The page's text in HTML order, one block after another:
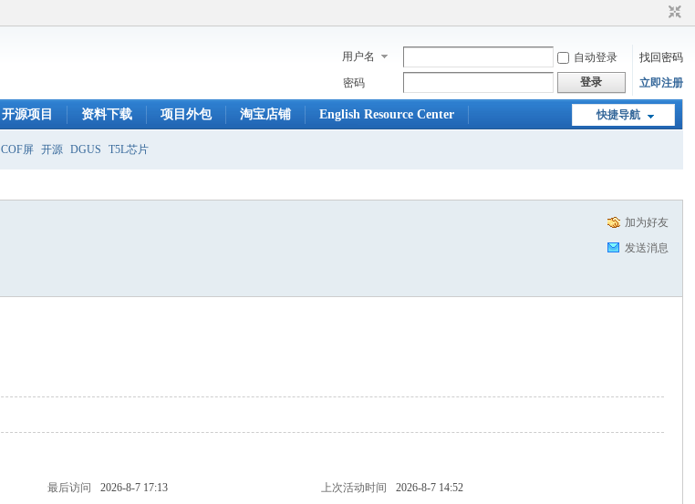
用户名 自动登录
找回密码
密码
登录 立即注册
快捷导航
开源项目 资料下载 项目外包 淘宝店铺 English Resource Center
COF屏 开源 DGUS T5L芯片
加为好友
发送消息
最后访问 2026-8-7 17:13 上次活动时间
2026-8-7 14:52